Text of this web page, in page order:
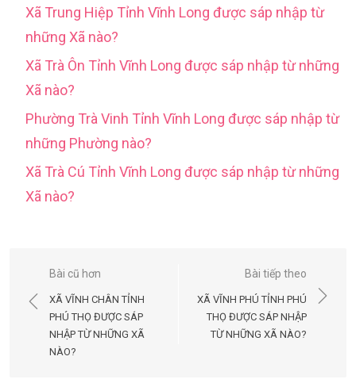
Xã Trung Hiệp Tỉnh Vĩnh Long được sáp nhập từ
những Xã nào?
Xã Trà Ôn Tỉnh Vĩnh Long được sáp nhập từ những
Xã nào?
Phường Trà Vinh Tỉnh Vĩnh Long được sáp nhập từ
những Phường nào?
Xã Trà Cú Tỉnh Vĩnh Long được sáp nhập từ những
Xã nào?
Điều
hướng
viết
Bài cũ hơn
XÃ VĨNH CHÂN TỈNH
PHÚ THỌ ĐƯỢC SÁP
NHẬP TỪ NHỮNG XÃ
NÀO?
Bài tiếp theo
XÃ VĨNH PHÚ TỈNH PHÚ
THỌ ĐƯỢC SÁP NHẬP
TỪ NHỮNG XÃ NÀO?